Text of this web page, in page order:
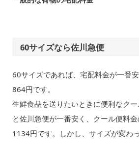
60サイズなら佐川急便
60サイズであれば、宅配料金が一番
864円です。
生鮮食品を送りたいときに便利なク
と佐川急便が一番安く、クール便料
1134円です。しかし、サイズが変わ